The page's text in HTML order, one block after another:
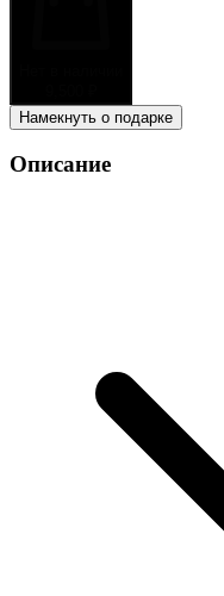
Намекнуть о подарке
Описание